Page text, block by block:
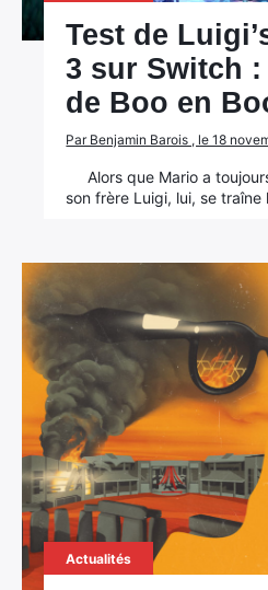
Test de
3 sur Switch
de Boo en
Par Benjamin Barois , le 18
Alors que Mario a
son frère Luigi, lui, se
Actualités